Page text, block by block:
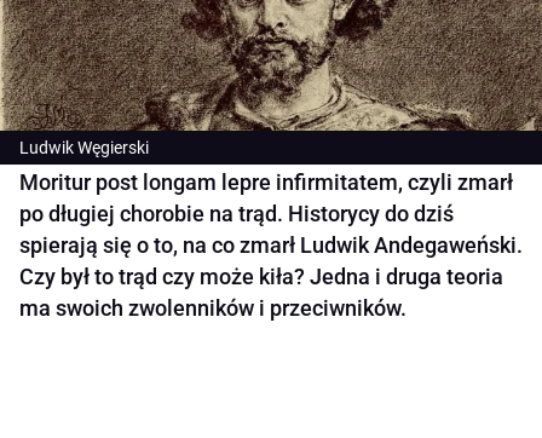
Ludwik Węgierski
Moritur post longam lepre infirmitatem, czyli zmarł
po długiej chorobie na trąd. Historycy do dziś
spierają się o to, na co zmarł Ludwik Andegaweński.
Czy był to trąd czy może kiła? Jedna i druga teoria
ma swoich zwolenników i przeciwników.